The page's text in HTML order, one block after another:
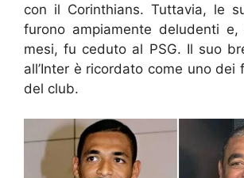
con il Corinthians. Tuttavia, le
furono ampiamente deludenti
mesi, fu ceduto al PSG. Il suo
all’Inter è ricordato come uno dei
del club.